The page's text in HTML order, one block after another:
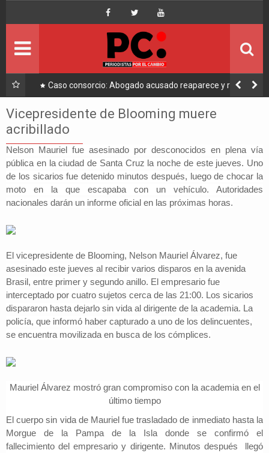
Caso consorcio: Abogado acusado reaparece y ratifica
su denuncia contra Coaquira
Vicepresidente de Blooming muere
acribillado
Nelson Mauriel fue asesinado por desconocidos en plena vía
pública en la ciudad de Santa Cruz la noche de este jueves. Uno
de los sicarios fue detenido minutos después, luego de chocar la
moto en la que escapaba con un vehículo. Autoridades
nacionales darán un informe oficial en las próximas horas.
El vicepresidente de Blooming, Nelson Mauriel Álvarez, fue
asesinado este jueves al recibir varios disparos en la avenida
Brasil, entre primer y segundo anillo. El empresario fue
interceptado por cuatro sujetos cerca de las 21:00. Los sicarios
dispararon hasta dejarlo sin vida al dirigente de la academia. La
policía, que informó haber capturado a uno de los delincuentes,
se encuentra movilizada en busca de los cómplices.
Mauriel Álvarez mostró gran compromiso con la academia en el
último tiempo
El cuerpo sin vida deMauriel fue trasladado de inmediato hasta la
Morgue de la Pampa de la Isla donde se confirmó el
fallecimientodel empresario y dirigente. Minutos después llegó
Portada
Ultimo
Economía
Mundo
Nacional
Lee Más